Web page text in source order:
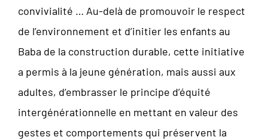
convivialité … Au-delà de promouvoir le respect
de l’environnement et d’initier les enfants au
Baba de la construction durable, cette initiative
a permis à la jeune génération, mais aussi aux
adultes, d’embrasser le principe d’équité
intergénérationnelle en mettant en valeur des
gestes et comportements qui préservent la